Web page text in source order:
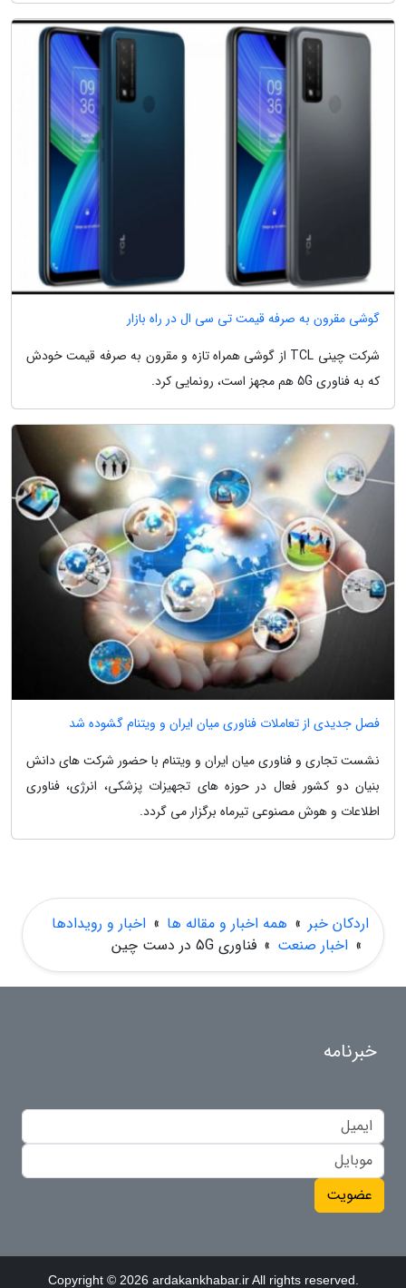
گوشی مقرون به صرفه قیمت تی سی ال در راه بازار
شرکت چینی TCL از گوشی همراه تازه و مقرون به صرفه قیمت خودش
که به فناوری 5G هم مجهز است، رونمایی کرد.
فصل جدیدی از تعاملات فناوری میان ایران و ویتنام گشوده شد
نشست تجاری و فناوری میان ایران و ویتنام با حضور شرکت های دانش
بنیان دو کشور فعال در حوزه های تجهیزات پزشکی، انرژی، فناوری
اطلاعات و هوش مصنوعی تیرماه برگزار می گردد.
اردکان خبر » همه اخبار و مقاله ها » اخبار و رویدادها
» اخبار صنعت » فناوری 5G در دست چین
خبرنامه
عضویت
Copyright © 2026 ardakankhabar.ir All rights reserved.